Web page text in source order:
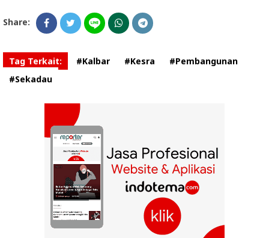
Share:
Tag Terkait: #Kalbar #Kesra
#Pembangunan
#Sekadau